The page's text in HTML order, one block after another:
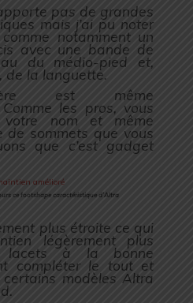
pas de grandes
mais j’ai pu noter
notamment un
avec une bande de
du médio-pied et,
de la languette.
est même
les pros, vous
votre nom et même
de sommets que vous
que c’est gadget
ce footshape caractéristique d’Altra
plus étroite ce qui
légèrement plus
lacets à la bonne
compléter le tout et
modèles Altra